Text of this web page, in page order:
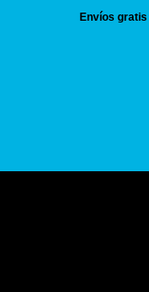
Envíos gratis